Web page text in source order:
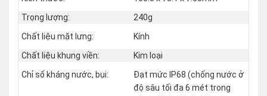
Trọng lượng:
240g
Chất liệu mặt lưng:
Kính
Chất liệu khung viền:
Kim loại
Chỉ số kháng nước, bụi:
Đạt mức IP68 (chống nước ở
độ sâu tối đa 6 mét trong